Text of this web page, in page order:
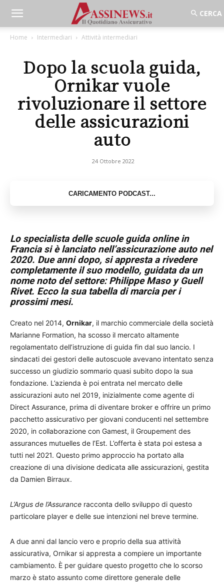
Home Intermediari Attività intermediari
Dopo la scuola guida,
Ornikar vuole
rivoluzionare il settore
delle assicurazioni
auto
24 Ottobre 2022
Lo specialista delle scuole guida online in
Francia si è lanciato nell’assicurazione auto nel
2020. Due anni dopo, si appresta a rivedere
completamente il suo modello, guidata da un
nome noto del settore: Philippe Maso y Guell
Rivet. Ecco la sua tabella di marcia per i
prossimi mesi.
Creato nel 2014, Ornikar, il marchio commerciale della società
Marianne Formation, ha scosso il mercato altamente
regolamentato dell’istruzione di guida fin dal suo lancio. I
sindacati dei gestori delle autoscuole avevano intentato senza
successo un giudizio sommario quasi subito dopo la sua
fondazione. L’azienda è poi entrata nel mercato delle
assicurazioni auto nel 2019, inizialmente come agente di
Direct Assurance, prima di diventare broker e offrire un primo
pacchetto assicurativo per giovani conducenti nel settembre
2020, in collaborazione con Gamest, il Groupement des
assurances mutuelles de l’Est. L’offerta è stata poi estesa a
tutti nel 2021. Questo primo approccio ha portato alla
creazione di una divisione dedicata alle assicurazioni, gestita
da Damien Birraux.
L’Argus de l’Assurance racconta dello sviluppo di questo
particolare player e delle sue intenzioni nel breve termine.
A due anni dal lancio vero e proprio della sua attività
assicurativa, Ornikar si appresta a compiere un importante
cambiamento. È per guidare questo progetto che lo scorso
marzo è stato assunto come direttore generale delle